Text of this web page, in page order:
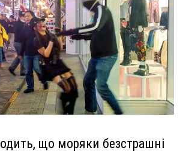
що моряки безстрашні